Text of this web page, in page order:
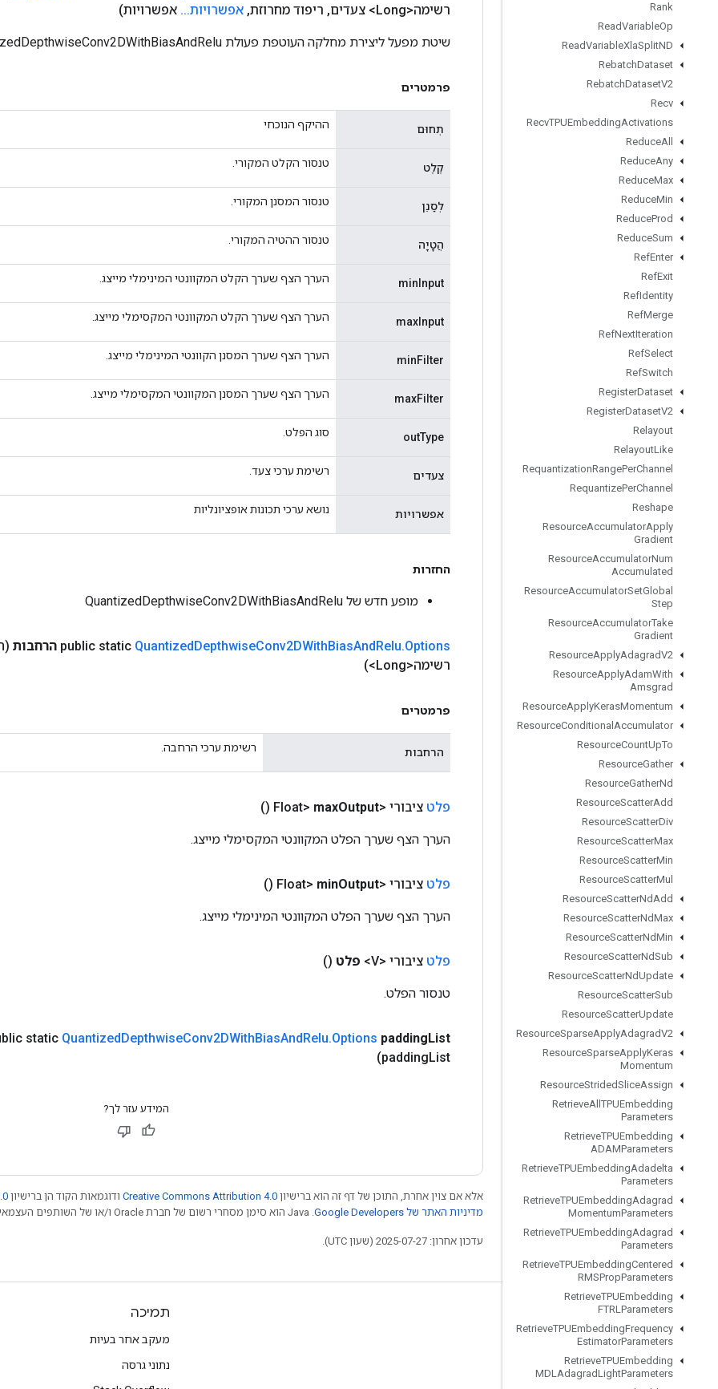
Rank
ReadVariableOp
ReadVariableXlaSplitND
RebatchDataset
RebatchDatasetV2
Recv
RecvTPUEmbeddingActivations
ReduceAll
ReduceAny
ReduceMax
ReduceMin
ReduceProd
ReduceSum
RefEnter
RefExit
RefIdentity
RefMerge
RefNextIteration
RefSelect
RefSwitch
RegisterDataset
RegisterDatasetV2
Relayout
RelayoutLike
RequantizationRangePerChannel
RequantizePerChannel
Reshape
ResourceAccumulatorApply
Gradient
ResourceAccumulatorNum
Accumulated
ResourceAccumulatorSetGlobal
Step
ResourceAccumulatorTake
Gradient
ResourceApplyAdagradV2
ResourceApplyAdamWith
Amsgrad
ResourceApplyKerasMomentum
ResourceConditional Accumulator
ResourceCountUpTo
ResourceGather
ResourceGatherNd
ResourceScatterAdd
ResourceScatterDiv
ResourceScatterMax
ResourceScatterMin
ResourceScatterMul
ResourceScatterNdAdd
ResourceScatterNdMax
ResourceScatterNdMin
ResourceScatterNdSub
ResourceScatterNdUpdate
ResourceScatterSub
ResourceScatterUpdate
ResourceSparseApplyAdagradV2
ResourceSparseApplyKeras
Momentum
ResourceStridedSliceAssign
RetrieveAll TPUEmbedding
Parameters
RetrieveTPUEmbedding
ADAMParameters
RetrieveTPUEmbeddingAdadelta
Parameters
RetrieveTPUEmbeddingAdagrad
MomentumParameters
RetrieveTPUEmbeddingAdagrad
Parameters
RetrieveTPUEmbeddingCentered
RMSPropParameters
RetrieveTPUEmbedding
FTRLParameters
RetrieveTPUEmbeddingFrequency
EstimatorParameters
RetrieveTPUEmbedding
MDLAdagradLightParameters
רשימה<Long> צעדים
, ריפוד מחרוזת, אפשרויות.
.
. אפשרויות)
שיטת מפעל ליצירת מחלקה העוטפת פעולת QuantizedDepthwiseConv2DWithBiasAndRelu חדשה.
פרמטרים
תְחוּם ההיקף הנוכחי
קֶלֶט טנסור הקלט המקורי.
לְסַנֵן טנסור המסנן המקורי.
הֲטָיָה טנסור ההטיה המקורי.
minInput הערך הצף שערך הקלט המקוונטי המינימלי מייצג.
maxInput הערך הצף שערך הקלט המקוונטי המקסימלי מייצג.
minFilter הערך הצף שערך המסנן הקוונטי המינימלי מייצג.
maxFilter הערך הצף שערך המסנן המקוונטי המקסימלי מייצג.
outType סוג הפלט.
צעדים רשימת ערכי צעד.
אפשרויות נושא ערכי תכונות אופציונליות
החזרות
מופע חדש של QuantizedDepthwiseConv2DWithBiasAndRelu
public static QuantizedDepthwiseConv2DWithBiasAndRelu.Options הרחבות
רשימה<Long>)
פרמטרים
הרחבות רשימת ערכי הרחבה.
פלט ציבורי <Float> maxOutput
()
הערך הצף שערך הפלט המקוונטי המקסימלי מייצג.
פלט ציבורי <Float> minOutput
()
הערך הצף שערך הפלט המקוונטי המינימלי מייצג.
פלט ציבורי <V> פלט ()
טנסור הפלט.
static QuantizedDepthwiseConv2DWithBiasAndRelu.Options paddingList
paddingList)
המידע עזר לך?
אלא אם צוין אחרת, התוכן של דף זה הוא ברישיון Creative Commons Attribution 4.0 ודוגמאות הקוד הן ברישיון
מדיניות האתר של Google Developers‏
עדכון אחרון: 2025-07-27 (שעון UTC).
לא להתנתק
פורום
תמיכה
מעקב אחר בעיות
נתוני גרסה